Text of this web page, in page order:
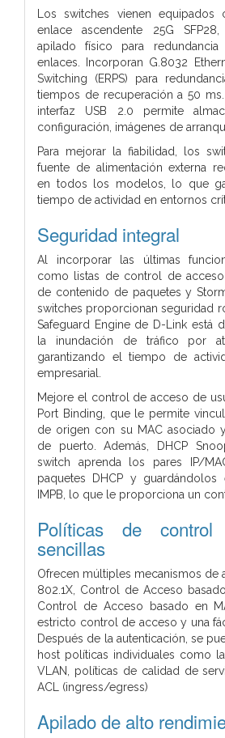
Los switches vienen
enlace ascendente 25G
apilado físico para
enlaces. Incorporan G.8032
Switching (ERPS) para
tiempos de recuperación a 50
interfaz USB 2.0 permite
configuración, imágenes de
Para mejorar la fiabilidad, los
fuente de alimentación externa
en todos los modelos, lo que
tiempo de actividad en entornos
Seguridad integral
Al incorporar las últimas
como listas de control de
de contenido de paquetes y
switches proporcionan seguridad
Safeguard Engine de D-Link está
la inundación de tráfico por
garantizando el tiempo de
empresarial.
Mejore el control de acceso de
Port Binding, que le permite
de origen con su MAC asociado
de puerto. Además, DHCP
switch aprenda los pares IP/
paquetes DHCP y
IMPB, lo que le proporciona un
Políticas de
sencillas
Ofrecen múltiples mecanismos de
802.1X, Control de Acceso
Control de Acceso basado en
estricto control de acceso y una
Después de la autenticación, se
host políticas individuales como
VLAN, políticas de calidad de
ACL (ingress/egress)
Apilado de alto